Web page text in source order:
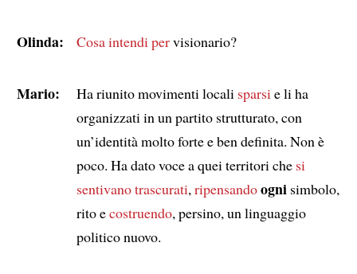
Olinda: Cosa intendi pervisionario?
Mario: Ha riunito movimenti locali sparsi e li ha
organizzati in un partito strutturato, con
un’identità molto forte e ben definita. Non è
poco. Ha dato voce a quei territori che si
sentivano trascurati, ripensandoogni simbolo,
rito ecostruendo, persino, un linguaggio
politico nuovo.